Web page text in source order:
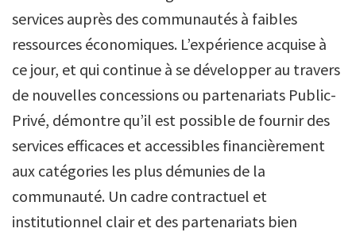
services auprès des communautés à faibles
ressources économiques. L’expérience acquise à
ce jour, et qui continue à se développer au travers
de nouvelles concessions ou partenariats Public-
Privé, démontre qu’il est possible de fournir des
services efficaces et accessibles financièrement
aux catégories les plus démunies de la
communauté. Un cadre contractuel et
institutionnel clair et des partenariats bien